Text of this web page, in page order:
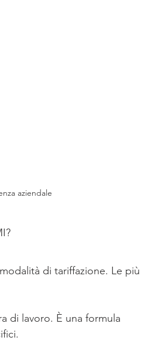
aziendale
di tariffazione. Le più
di lavoro. È una formula